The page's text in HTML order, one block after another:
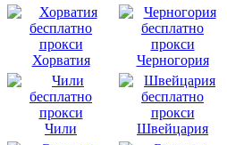
Хорватия Черногория
Чили Швейцария